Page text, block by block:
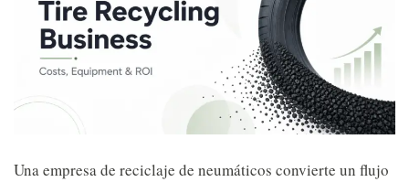
Una empresa de reciclaje de neumáticos convierte un flujo